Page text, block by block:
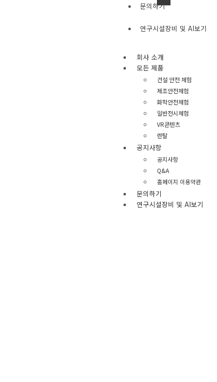
문의하기
연구시설장비 및 AI보기
회사 소개
모든 제품
건설 안전 체험
제조안전체험
화학안전체험
일반전시체험
VR콘텐츠
렌탈
공지사항
공지사항
Q&A
홈페이지 이용약관
문의하기
연구시설장비 및 AI보기